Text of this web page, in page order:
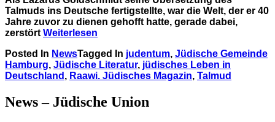
Talmuds ins Deutsche fertigstellte, war die Welt, der er 40
Jahre zuvor zu dienen gehofft hatte, gerade dabei,
zerstört Weiterlesen
Posted In NewsTagged In judentum, Jüdische Gemeinde
Hamburg, Jüdische Literatur, jüdisches Leben in
Deutschland , Raawi. Jüdisches Magazin, Talmud
News – Jüdische Union